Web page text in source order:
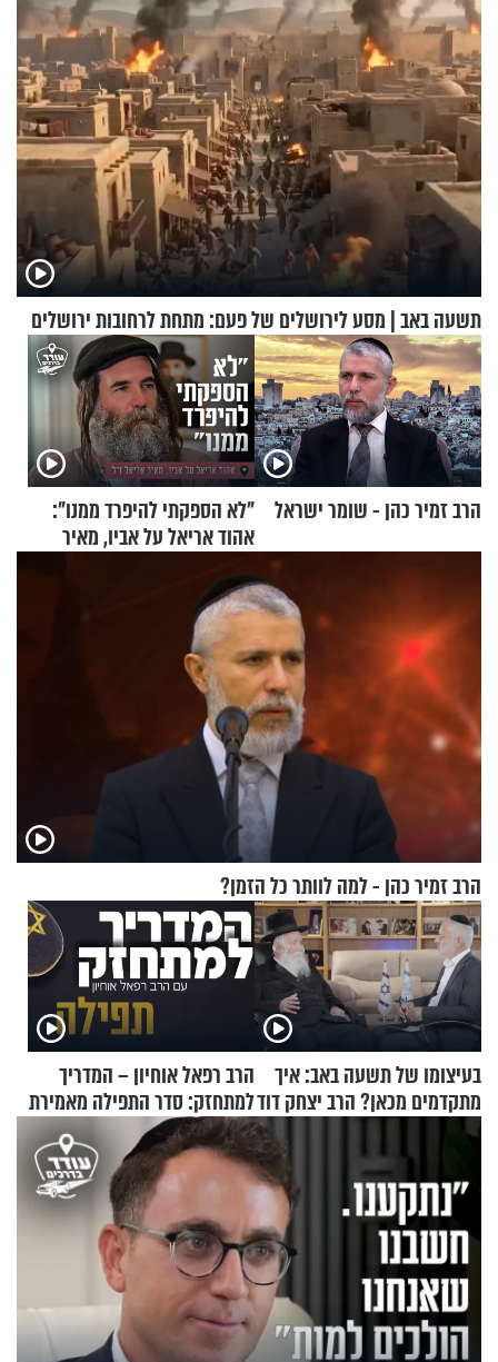
תשעה באב | מסע לירושלים של פעם: מתחת לרחובות ירושלים
הרב זמיר כהן - שומר ישראל
"לא הספקתי להיפרד ממנו":
אהוד אריאל על אביו, מאיר
הרב זמיר כהן - למה לוותר כל הזמן?
בעיצומו של תשעה באב: איך
מתקדמים מכאן? הרב יצחק דוד
גרוסמן בשיחה מיוחדת
הרב רפאל אוחיון – המדריך
למתחזק: סדר התפילה מאמירת
הקורבנות ועד קריאת שמע